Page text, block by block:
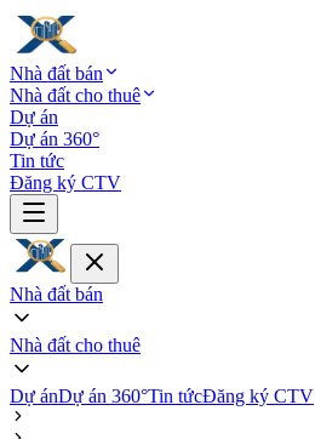
Nhà đất bán
Nhà đất cho thuê
Dự án
Dự án 360°
Tin tức
Đăng ký CTV
Nhà đất bán
Nhà đất cho thuê
Dự ánDự án 360°Tin tứcĐăng ký CTV